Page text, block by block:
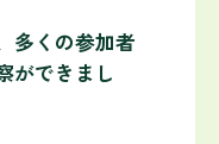
多くの参加者
ができまし